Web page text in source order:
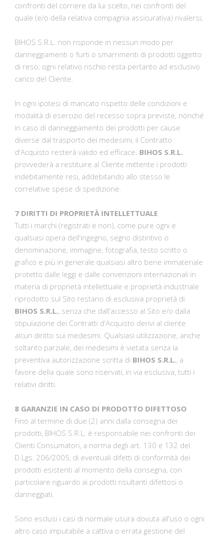
confronti del corriere da lui scelto, nei confronti del
quale (e/o della relativa compagnia assicurativa) rivalersi;
BIHOS S.R.L. non risponde in nessun modo per
danneggiamenti o furti o smarrimenti di prodotti oggetto
di reso; ogni relativo rischio resta pertanto ad esclusivo
carico del Cliente.
In ogni ipotesi di mancato rispetto delle condizioni e
modalità di esercizio del recesso sopra previste, nonché
in caso di danneggiamento dei prodotti per cause
diverse dal trasporto dei medesimi, il Contratto
d'Acquisto resterà valido ed efficace. BIHOS S.R.L.
provvederà a restituire al Cliente mittente i prodotti
indebitamente resi, addebitando allo stesso le
correlative spese di spedizione.
7 DIRITTI DI PROPRIETÀ INTELLETTUALE
Tutti i marchi (registrati e non), come pure ogni e
qualsiasi opera dell'ingegno, segno distintivo o
denominazione, immagine, fotografia, testo scritto o
grafico e più in generale qualsiasi altro bene immateriale
protetto dalle leggi e dalle convenzioni internazionali in
materia di proprietà intellettuale e proprietà industriale
riprodotto sul Sito restano di esclusiva proprietà di
BIHOS S.R.L., senza che dall'accesso al Sito e/o dalla
stipulazione dei Contratti d'Acquisto derivi al cliente
alcun diritto sui medesimi. Qualsiasi utilizzazione, anche
soltanto parziale, dei medesimi è vietata senza la
preventiva autorizzazione scritta di BIHOS S.R.L., a
favore della quale sono riservati, in via esclusiva, tutti i
relativi diritti.
8 GARANZIE IN CASO DI PRODOTTO DIFETTOSO
Fino al termine di due (2) anni dalla consegna dei
prodotti, BIHOS S.R.L. è responsabile nei confronti dei
Clienti Consumatori, a norma degli art. 130 e 132 del
D.Lgs. 206/2005, di eventuali difetti di conformità dei
prodotti esistenti al momento della consegna, con
particolare riguardo ai prodotti risultanti difettosi o
danneggiati.
Sono esclusi i casi di normale usura dovuta all'uso o ogni
altro caso imputabile a cattiva o errata gestione del